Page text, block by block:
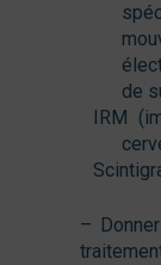
de
IRM
–